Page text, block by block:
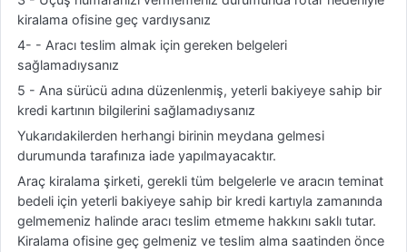
kiralama ofisine geç vardıysanız
4- - Aracı teslim almak için gereken belgeleri
sağlamadıysanız
5 - Ana sürücü adına düzenlenmiş, yeterli bakiyeye sahip bir
kredi kartının bilgilerini sağlamadıysanız
Yukarıdakilerden herhangi birinin meydana gelmesi
durumunda tarafınıza iade yapılmayacaktır.
Araç kiralama şirketi, gerekli tüm belgelerle ve aracın teminat
bedeli için yeterli bakiyeye sahip bir kredi kartıyla zamanında
gelmemeniz halinde aracı teslim etmeme hakkını saklı tutar.
Kiralama ofisine geç gelmeniz ve teslim alma saatinden önce